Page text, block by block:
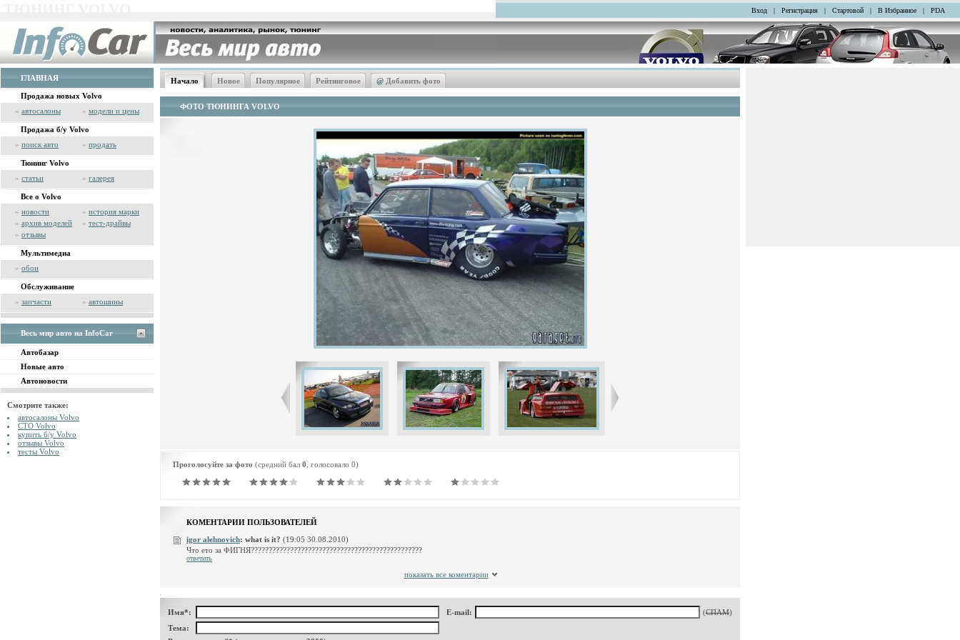
Вход | Регистрация | Стартовой | В Избранное | PDA
ГЛАВНАЯ
Продажа новых Volvo
» автосалоны » модели и цены
Продажа б/у Volvo
» поиск авто » продать
Тюнинг Volvo
» статьи » галерея
Все о Volvo
» новости » история марки
» архив моделей » тест-драйвы
» отзывы
Мультимедиа
» обои
Обслуживание
» запчасти » автошины
Весь мир авто на InfoCar
Автобазар
Новые авто
Автоновости
Смотрите также:
автосалоны Volvo
СТО Volvo
купить б/у Volvo
отзывы Volvo
тесты Volvo
Начало Новое Популярное Рейтинговое @ Добавить фото
ФОТО ТЮНИНГА VOLVO
Проголосуйте за фото (средний бал 0 , голосовало 0)
КОМЕНТАРИИ ПОЛЬЗОВАТЕЛЕЙ
igor alehnovich: what is it? (19:05 30.08.2010)
Что ето за ФИГНЯ????????????????????????????????????????????????
ответить
показать все коментарии
Имя*: E-mail: (СПАМ)
Тема: